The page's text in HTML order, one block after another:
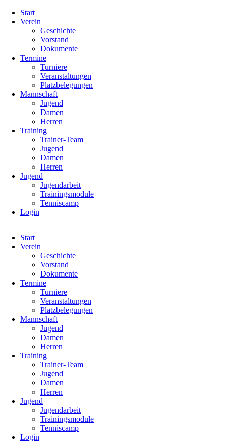
überspringen
Start
Verein
Geschichte
Vorstand
Dokumente
Termine
Turniere
Veranstaltungen
Platzbelegungen
Mannschaft
Jugend
Damen
Herren
Training
Trainer-Team
Jugend
Damen
Herren
Jugend
Jugendarbeit
Trainingsmodule
Tenniscamp
Login
überspringen
Start
Verein
Geschichte
Vorstand
Dokumente
Termine
Turniere
Veranstaltungen
Platzbelegungen
Mannschaft
Jugend
Damen
Herren
Training
Trainer-Team
Jugend
Damen
Herren
Jugend
Jugendarbeit
Trainingsmodule
Tenniscamp
Login